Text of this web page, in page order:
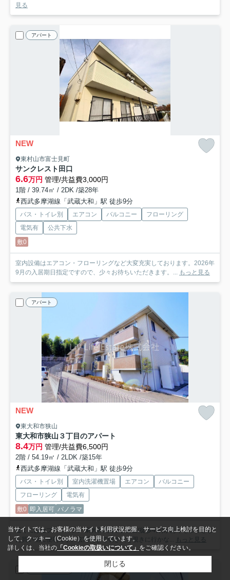
見る
アパート
NEW
東村山市富士見町
サンクレスト田口
6.6万円 管理/共益費3,000円
1階 / 39.74㎡ / 2DK /築28年
西武多摩湖線「武蔵大和」駅 徒歩9分
バス・トイレ別 エアコン バルコニー
フローリング
電気有
公共下水
敷0
室内設備はエアコン・フローリングなど大変充実しております。2026年
9月の入居期日指定ですので、少々お待ちいただきます。...
もっと見る
アパート
NEW
東大和市狭山
東大和市狭山３丁目のアパート
8.4万円 管理/共益費6,500円
2階 / 54.19㎡ / 2LDK /築15年
西武多摩湖線「武蔵大和」駅 徒歩9分
バス・トイレ別 室内洗濯機置場 エアコン
バルコニー
フローリング
電気有
敷0 即入居可 パノラマ
近くにはセブンイレブン 東大和高木1丁目店(徒歩4分)がありちょっとし
た買い物に便利です。玄関先まで覗き穴を覗きに行かな... もっと見る
当サイトでは、お客様の当サイト利用状況把握、サービス向上検討を目的と
して、クッキー（Cookie）を使用しています。
詳しくは、当社の 「Cookieの取扱いについて」 をご確認ください。
閉じる